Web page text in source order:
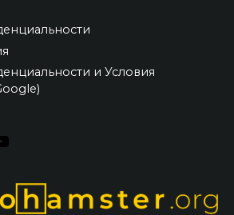
и Условия